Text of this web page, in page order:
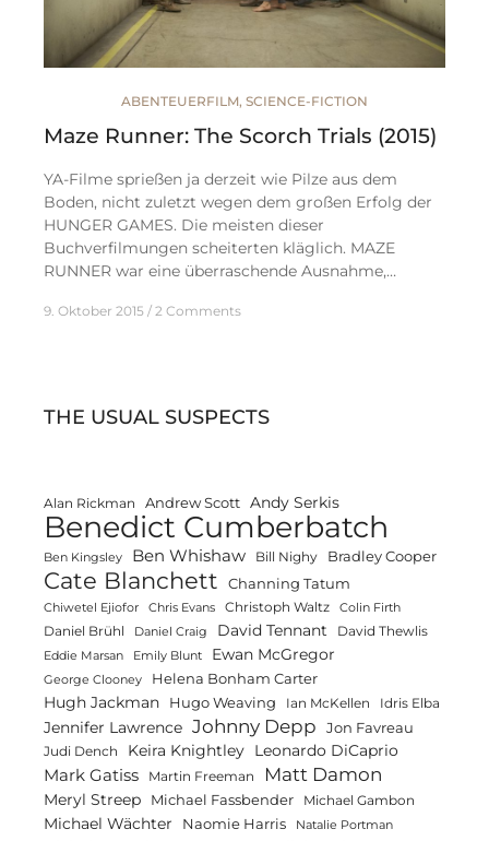
ABENTEUERFILM, SCIENCE-FICTION
Maze Runner: The Scorch Trials (2015)
YA-Filme sprießen ja derzeit wie Pilze aus dem
Boden, nicht zuletzt wegen dem großen Erfolg der
HUNGER GAMES. Die meisten dieser
Buchverfilmungen scheiterten kläglich. MAZE
RUNNER war eine überraschende Ausnahme,…
9. Oktober 2015 2 Comments
THE USUAL SUSPECTS
Alan Rickman Andrew Scott Andy Serkis
Benedict Cumberbatch
Ben Kingsley Ben Whishaw Bill Nighy Bradley Cooper
Cate Blanchett Channing Tatum
Chiwetel Ejiofor Chris Evans Christoph Waltz Colin Firth
Daniel Brühl Daniel Craig David Tennant David Thewlis
Eddie Marsan Emily Blunt Ewan McGregor
George Clooney Helena Bonham Carter
Hugh Jackman Hugo Weaving Ian McKellen Idris Elba
Jennifer Lawrence Johnny Depp Jon Favreau
Judi Dench Keira Knightley Leonardo DiCaprio
Mark Gatiss Martin Freeman Matt Damon
Meryl Streep Michael Fassbender Michael Gambon
Michael Wächter Naomie Harris Natalie Portman